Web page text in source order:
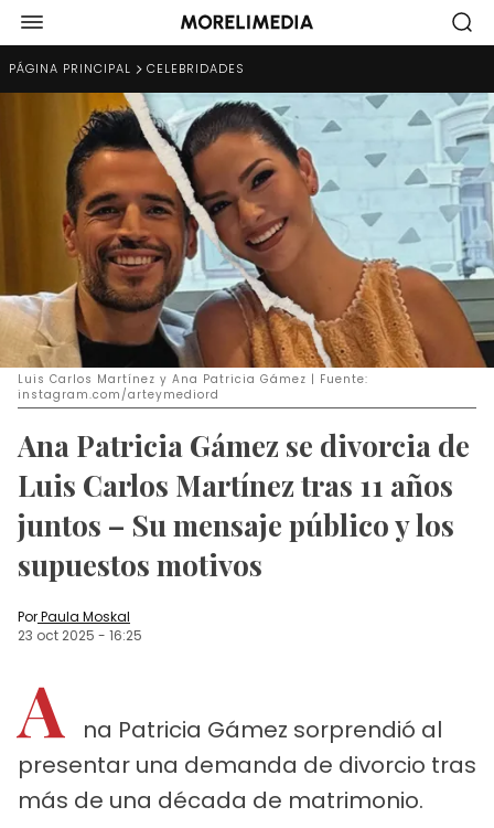
PÁGINA PRINCIPAL CELEBRIDADES
Luis Carlos Martínez y Ana Patricia Gámez | Fuente:
instagram.com/arteymediord
Ana Patricia Gámez se divorcia de
Luis Carlos Martínez tras 11 años
juntos – Su mensaje público y los
supuestos motivos
PorPaula Moskal
23 oct 2025 - 16:25
A
na Patricia Gámez sorprendió al
presentar una demanda de divorcio tras
más de una década de matrimonio.